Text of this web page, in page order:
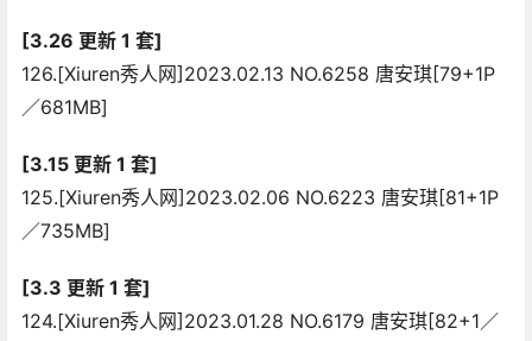
[3.26 更新 1 套]
126.[Xiuren秀人网]2023.02.13 NO.6258 唐安琪[79+1P
／681MB]
[3.15 更新 1 套]
125.[Xiuren秀人网]2023.02.06 NO.6223 唐安琪[81+1P
／735MB]
[3.3 更新 1 套]
124.[Xiuren秀人网]2023.01.28 NO.6179 唐安琪[82+1／